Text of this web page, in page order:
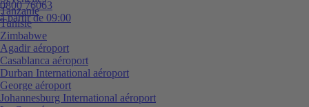
0800 76063
à partir de 09:00
Tanzanie
Tunisie
Zimbabwe
Agadir aéroport
Casablanca aéroport
Durban International aéroport
George aéroport
Johannesburg International aéroport